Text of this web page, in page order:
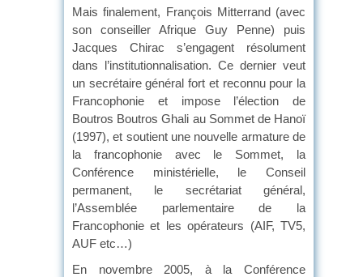
Mais finalement, François Mitterrand (avec
son conseiller Afrique Guy Penne) puis
Jacques Chirac s’engagent résolument
dans l’institutionnalisation. Ce dernier veut
un secrétaire général fort et reconnu pour la
Francophonie et impose l’élection de
Boutros Boutros Ghali au Sommet de Hanoï
(1997), et soutient une nouvelle armature de
la francophonie avec le Sommet, la
Conférence ministérielle, le Conseil
permanent, le secrétariat général,
l’Assemblée parlementaire de la
Francophonie et les opérateurs (AIF, TV5,
AUF etc…)
En novembre 2005, à la Conférence